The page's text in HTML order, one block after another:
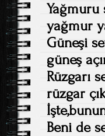
Yağmuru
yağmur
Güneşi
güneş
Rüzgarı
rüzgar
Beni de